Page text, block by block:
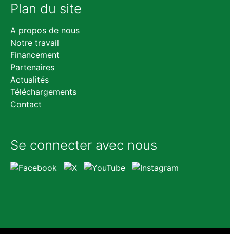
Plan du site
Aller
au
contenu
A propos de nous
Notre travail
Financement
Partenaires
Actualités
Téléchargements
Contact
Se connecter avec nous